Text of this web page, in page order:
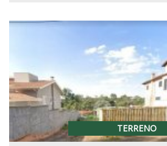
TERRENO